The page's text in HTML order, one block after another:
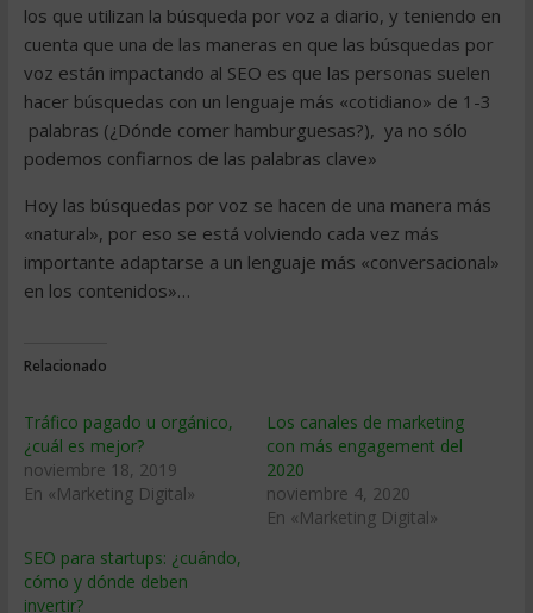
los que utilizan la búsqueda por voz a diario, y teniendo en
cuenta que una de las maneras en que las búsquedas por
voz están impactando al SEO es que las personas suelen
hacer búsquedas con un lenguaje más «cotidiano» de 1-3
palabras (¿Dónde comer hamburguesas?), ya no sólo
podemos confiarnos de las palabras clave»
Hoy las búsquedas por voz se hacen de una manera más
«natural», por eso se está volviendo cada vez más
importante adaptarse a un lenguaje más «conversacional»
en los contenidos»…
Relacionado
Tráfico pagado u orgánico,
¿cuál es mejor?
noviembre 18, 2019
En «Marketing Digital»
Los canales de marketing
con más engagement del
2020
noviembre 4, 2020
En «Marketing Digital»
SEO para startups: ¿cuándo,
cómo y dónde deben
invertir?